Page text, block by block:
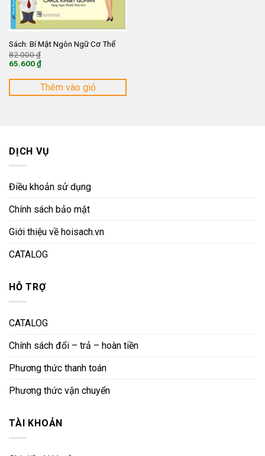
Sách: Bí Mật Ngôn Ngữ Cơ Thể
82.000₫
82.000 ₫.
65.600₫
hiện
là:
Thêm vào giỏ
DỊCH VỤ
Điều khoản sử dụng
Chính sách bảo mật
Giới thiệu về hoisach.vn
CATALOG
HỖ TRỢ
CATALOG
Chính sách đổi – trả – hoàn tiền
Phương thức thanh toán
Phương thức vận chuyển
TÀI KHOẢN